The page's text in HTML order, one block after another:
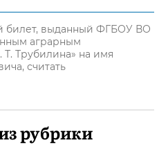
билет, выданный ФГБОУ ВО
аграрным
Трубилина» на имя
считать
рубрики